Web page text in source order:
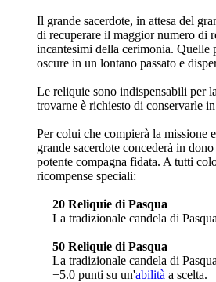
Il grande sacerdote, in attesa del
di recuperare il maggior numero di
incantesimi della cerimonia. Quelle
oscure in un lontano passato e
Le reliquie sono indispensabili per
trovarne è richiesto di conservarle
Per colui che compierà la missione
grande sacerdote concederà in
potente compagna fidata. A tutti
ricompense speciali:
20 Reliquie di Pasqua
La tradizionale candela di
50 Reliquie di Pasqua
La tradizionale candela di
+5.0 punti su un'abilità a scelta.